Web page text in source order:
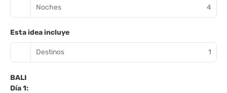
Noches 4
Esta idea incluye
Destinos 1
BALI
Día 1: